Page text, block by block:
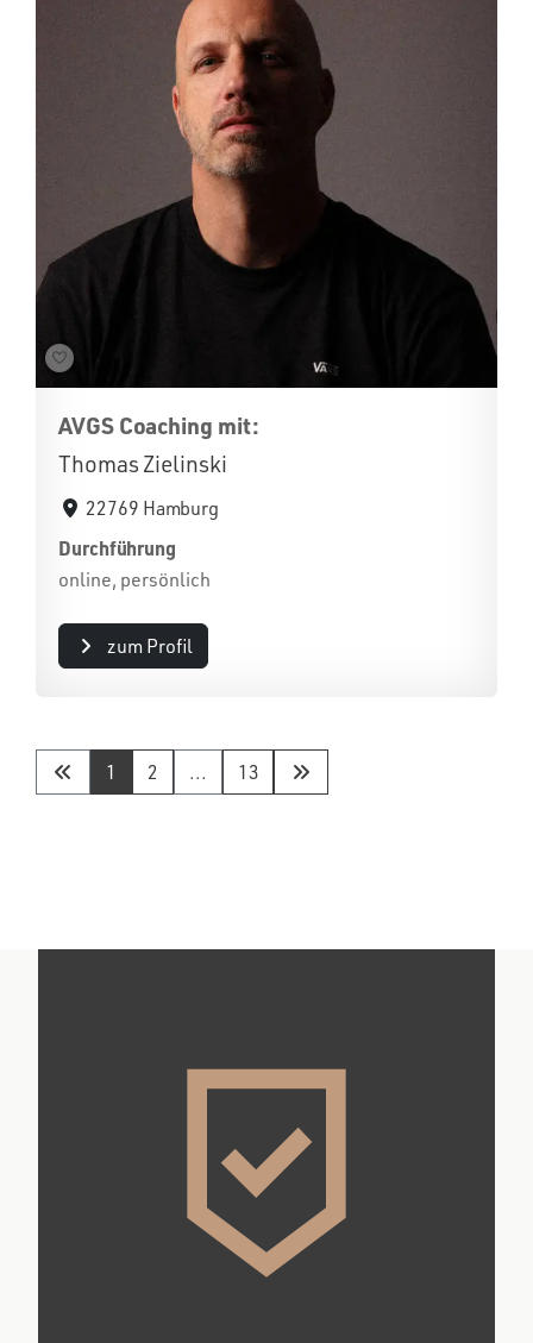
AVGS Coaching mit:
Thomas Zielinski
22769 Hamburg
Durchführung
online, persönlich
zum Profil
1 2 ... 13